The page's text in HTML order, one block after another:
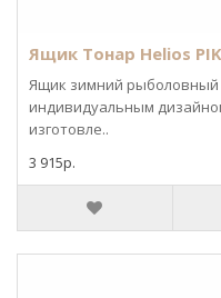
Ящик Тонар Helios
Ящик зимний рыболовный
индивидуальным
изготовле..
3 915р.